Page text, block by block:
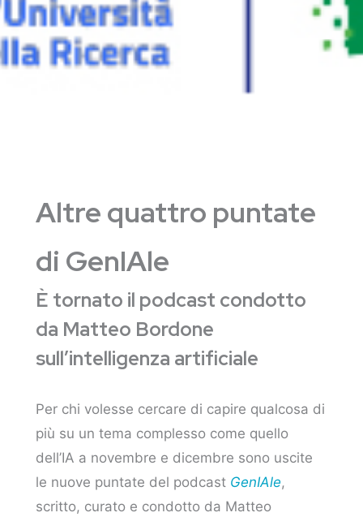
Altre quattro puntate
di GenIAle
È tornato il podcast condotto
da Matteo Bordone
sull’intelligenza artificiale
Per chi volesse cercare di capire qualcosa di
più su un tema complesso come quello
dell’IA a novembre e dicembre sono uscite
le nuove puntate del podcast GenIAle,
scritto, curato e condotto da Matteo